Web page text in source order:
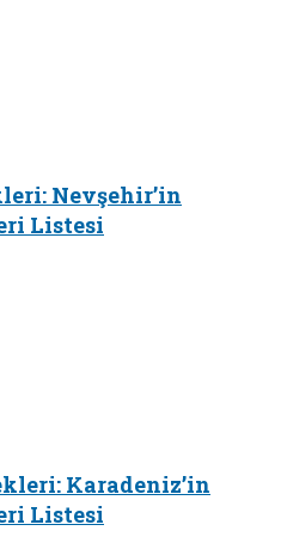
Nevşehir’in
Listesi
Karadeniz’in
Listesi